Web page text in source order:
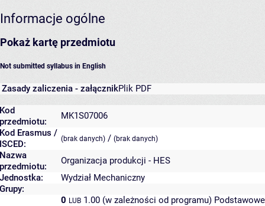
Informacje ogólne
Pokaż kartę przedmiotu
Not submitted syllabus in English
Zasady zaliczenia - załącznikPlik PDF
Kod
przedmiotu:
MK1S07006
Kod Erasmus /
ISCED:
(brak danych) / (brak danych)
Nazwa
przedmiotu:
Organizacja produkcji - HES
Jednostka:
Wydział Mechaniczny
Grupy:
0 LUB 1.00 (w zależności od programu)